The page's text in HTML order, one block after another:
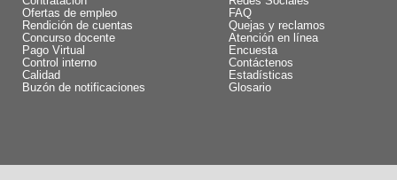
Ofertas de empleo
Rendición de cuentas
Concurso docente
Pago Virtual
Control interno
Calidad
Buzón de notificaciones
FAQ
Quejas y reclamos
Atención en línea
Encuesta
Contáctenos
Estadísticas
Glosario